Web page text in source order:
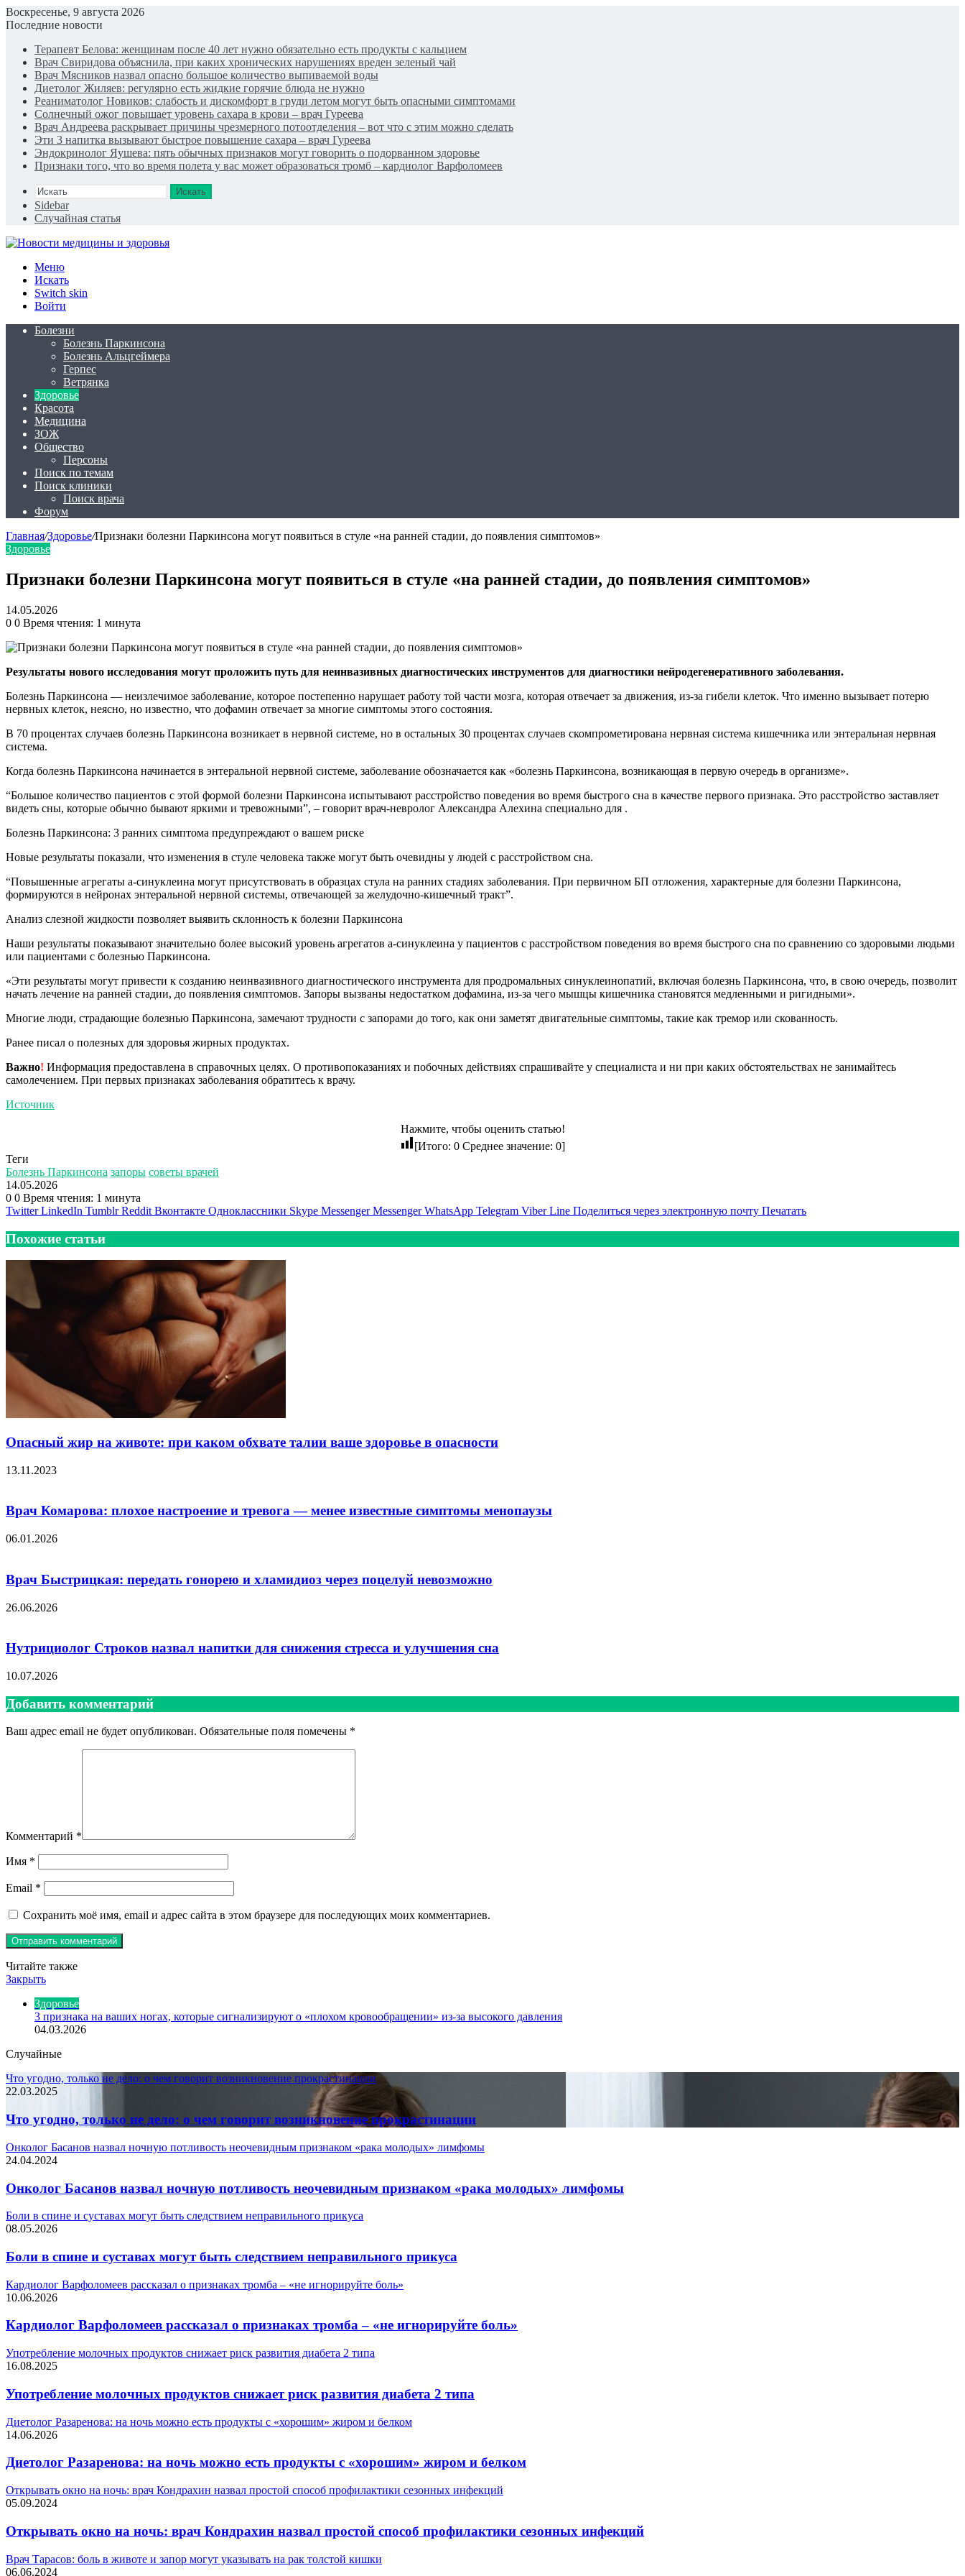
Воскресенье, 9 августа 2026
Последние новости
Терапевт Белова: женщинам после 40 лет нужно обязательно есть продукты с кальцием
Врач Свиридова объяснила, при каких хронических нарушениях вреден зеленый чай
Врач Мясников назвал опасно большое количество выпиваемой воды
Диетолог Жиляев: регулярно есть жидкие горячие блюда не нужно
Реаниматолог Новиков: слабость и дискомфорт в груди летом могут быть опасными симптомами
Солнечный ожог повышает уровень сахара в крови – врач Гуреева
Врач Андреева раскрывает причины чрезмерного потоотделения – вот что с этим можно сделать
Эти 3 напитка вызывают быстрое повышение сахара – врач Гуреева
Эндокринолог Яушева: пять обычных признаков могут говорить о подорванном здоровье
Признаки того, что во время полета у вас может образоваться тромб – кардиолог Варфоломеев
Искать
Sidebar
Случайная статья
Меню
Искать
Switch skin
Войти
Болезни
Болезнь Паркинсона
Болезнь Альцгеймера
Герпес
Ветрянка
Здоровье
Красота
Медицина
ЗОЖ
Общество
Персоны
Поиск по темам
Поиск клиники
Поиск врача
Форум
Главная/Здоровье/Признаки болезни Паркинсона могут появиться в стуле «на ранней стадии, до появления симптомов»
Здоровье
Признаки болезни Паркинсона могут появиться в стуле «на ранней стадии, до появления симптомов»
14.05.2026
0 0 Время чтения: 1 минута
Результаты нового исследования могут проложить путь для неинвазивных диагностических инструментов для диагностики нейродегенеративного заболевания.
Болезнь Паркинсона — неизлечимое заболевание, которое постепенно нарушает работу той части мозга, которая отвечает за движения, из-за гибели клеток. Что именно вызывает потерю
нервных клеток, неясно, но известно, что дофамин отвечает за многие симптомы этого состояния.
В 70 процентах случаев болезнь Паркинсона возникает в нервной системе, но в остальных 30 процентах случаев скомпрометирована нервная система кишечника или энтеральная нервная
система.
Когда болезнь Паркинсона начинается в энтеральной нервной системе, заболевание обозначается как «болезнь Паркинсона, возникающая в первую очередь в организме».
“Большое количество пациентов с этой формой болезни Паркинсона испытывают расстройство поведения во время быстрого сна в качестве первого признака. Это расстройство заставляет
видеть сны, которые обычно бывают яркими и тревожными”, – говорит врач-невролог Александра Алехина специально для .
Болезнь Паркинсона: 3 ранних симптома предупреждают о вашем риске
Новые результаты показали, что изменения в стуле человека также могут быть очевидны у людей с расстройством сна.
“Повышенные агрегаты а-синуклеина могут присутствовать в образцах стула на ранних стадиях заболевания. При первичном БП отложения, характерные для болезни Паркинсона,
формируются в нейронах энтеральной нервной системы, отвечающей за желудочно-кишечный тракт”.
Анализ слезной жидкости позволяет выявить склонность к болезни Паркинсона
Наши результаты показывают значительно более высокий уровень агрегатов а-синуклеина у пациентов с расстройством поведения во время быстрого сна по сравнению со здоровыми людьми
или пациентами с болезнью Паркинсона.
«Эти результаты могут привести к созданию неинвазивного диагностического инструмента для продромальных синуклеинопатий, включая болезнь Паркинсона, что, в свою очередь, позволит
начать лечение на ранней стадии, до появления симптомов. Запоры вызваны недостатком дофамина, из-за чего мышцы кишечника становятся медленными и ригидными».
Многие люди, страдающие болезнью Паркинсона, замечают трудности с запорами до того, как они заметят двигательные симптомы, такие как тремор или скованность.
Ранее писал о полезных для здоровья жирных продуктах.
Важно! Информация предоставлена в справочных целях. О противопоказаниях и побочных действиях спрашивайте у специалиста и ни при каких обстоятельствах не занимайтесь
самолечением. При первых признаках заболевания обратитесь к врачу.
Источник
Нажмите, чтобы оценить статью!
[Итого: 0 Среднее значение: 0]
Теги
Болезнь Паркинсона запоры советы врачей
14.05.2026
0 0 Время чтения: 1 минута
Twitter LinkedIn Tumblr Reddit Вконтакте Одноклассники Skype Messenger Messenger WhatsApp Telegram Viber Line Поделиться через электронную почту Печатать
Похожие статьи
Опасный жир на животе: при каком обхвате талии ваше здоровье в опасности
13.11.2023
Врач Комарова: плохое настроение и тревога — менее известные симптомы менопаузы
06.01.2026
Врач Быстрицкая: передать гонорею и хламидиоз через поцелуй невозможно
26.06.2026
Нутрициолог Строков назвал напитки для снижения стресса и улучшения сна
10.07.2026
Добавить комментарий
Ваш адрес email не будет опубликован. Обязательные поля помечены *
Комментарий *
Имя *
Email *
Сохранить моё имя, email и адрес сайта в этом браузере для последующих моих комментариев.
Читайте также
Закрыть
Здоровье
3 признака на ваших ногах, которые сигнализируют о «плохом кровообращении» из-за высокого давления
04.03.2026
Случайные
Что угодно, только не дело: о чем говорит возникновение прокрастинации
22.03.2025
Что угодно, только не дело: о чем говорит возникновение прокрастинации
Онколог Басанов назвал ночную потливость неочевидным признаком «рака молодых» лимфомы
24.04.2024
Онколог Басанов назвал ночную потливость неочевидным признаком «рака молодых» лимфомы
Боли в спине и суставах могут быть следствием неправильного прикуса
08.05.2026
Боли в спине и суставах могут быть следствием неправильного прикуса
Кардиолог Варфоломеев рассказал о признаках тромба – «не игнорируйте боль»
10.06.2026
Кардиолог Варфоломеев рассказал о признаках тромба – «не игнорируйте боль»
Употребление молочных продуктов снижает риск развития диабета 2 типа
16.08.2025
Употребление молочных продуктов снижает риск развития диабета 2 типа
Диетолог Разаренова: на ночь можно есть продукты с «хорошим» жиром и белком
14.06.2026
Диетолог Разаренова: на ночь можно есть продукты с «хорошим» жиром и белком
Открывать окно на ночь: врач Кондрахин назвал простой способ профилактики сезонных инфекций
05.09.2024
Открывать окно на ночь: врач Кондрахин назвал простой способ профилактики сезонных инфекций
Врач Тарасов: боль в животе и запор могут указывать на рак толстой кишки
06.06.2024